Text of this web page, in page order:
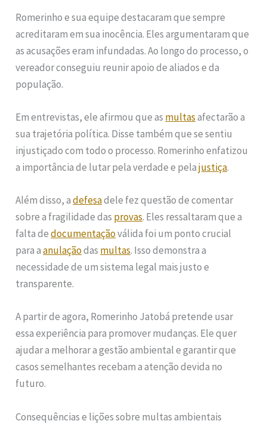
Romerinho e sua equipe destacaram que sempre
acreditaram em sua inocência. Eles argumentaram que
as acusações eram infundadas. Ao longo do processo, o
vereador conseguiu reunir apoio de aliados e da
população.
Em entrevistas, ele afirmou que as multasafectarão a
sua trajetória política. Disse também que se sentiu
injustiçado com todo o processo. Romerinho enfatizou
a importância de lutar pela verdade e pelajustiça.
Além disso, adefesadele fez questão de comentar
sobre a fragilidade das provas. Eles ressaltaram que a
falta dedocumentaçãoválida foi um ponto crucial
para aanulaçãodas multas. Isso demonstra a
necessidade de um sistema legal mais justo e
transparente.
A partir de agora, Romerinho Jatobá pretende usar
essa experiência para promover mudanças. Ele quer
ajudar a melhorar a gestão ambiental e garantir que
casos semelhantes recebam a atenção devida no
futuro.
Consequências e lições sobre multas ambientais